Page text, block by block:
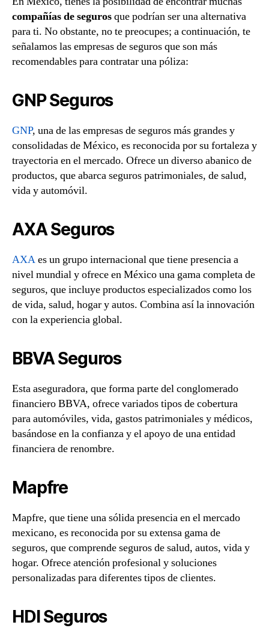
compañías de segurosque podrían ser una alternativa
para ti. No obstante, no te preocupes; a continuación, te
señalamos las empresas de seguros que son más
recomendables para contratar una póliza:
GNP Seguros
GNP, una de las empresas de seguros más grandes y
consolidadas de México, es reconocida por su fortaleza y
trayectoria en el mercado. Ofrece un diverso abanico de
productos, que abarca seguros patrimoniales, de salud,
vida y automóvil.
AXA Seguros
AXAes un grupo internacional que tiene presencia a
nivel mundial y ofrece en México una gama completa de
seguros, que incluye productos especializados como los
de vida, salud, hogar y autos. Combina así la innovación
con la experiencia global.
BBVA Seguros
Esta aseguradora, que forma parte del conglomerado
financiero BBVA, ofrece variados tipos de cobertura
para automóviles, vida, gastos patrimoniales y médicos,
basándose en la confianza y el apoyo de una entidad
financiera de renombre.
Mapfre
Mapfre, que tiene una sólida presencia en el mercado
mexicano, es reconocida por su extensa gama de
seguros, que comprende seguros de salud, autos, vida y
hogar. Ofrece atención profesional y soluciones
personalizadas para diferentes tipos de clientes.
HDI Seguros